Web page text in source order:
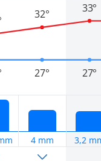
27°
32°
4 mm
27°
33°
3,2